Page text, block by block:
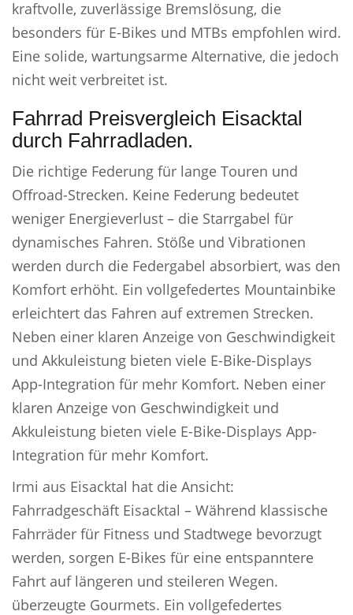
kraftvolle, zuverlässige Bremslösung, die
besonders für E-Bikes und MTBs empfohlen wird.
Eine solide, wartungsarme Alternative, die jedoch
nicht weit verbreitet ist.
Fahrrad Preisvergleich Eisacktal
durch Fahrradladen.
Die richtige Federung für lange Touren und
Offroad-Strecken. Keine Federung bedeutet
weniger Energieverlust – die Starrgabel für
dynamisches Fahren. Stöße und Vibrationen
werden durch die Federgabel absorbiert, was den
Komfort erhöht. Ein vollgefedertes Mountainbike
erleichtert das Fahren auf extremen Strecken.
Neben einer klaren Anzeige von Geschwindigkeit
und Akkuleistung bieten viele E-Bike-Displays
App-Integration für mehr Komfort. Neben einer
klaren Anzeige von Geschwindigkeit und
Akkuleistung bieten viele E-Bike-Displays App-
Integration für mehr Komfort.
Irmi aus Eisacktal hat die Ansicht:
Fahrradgeschäft Eisacktal – Während klassische
Fahrräder für Fitness und Stadtwege bevorzugt
werden, sorgen E-Bikes für eine entspanntere
Fahrt auf längeren und steileren Wegen.
überzeugte Gourmets. Ein vollgefedertes